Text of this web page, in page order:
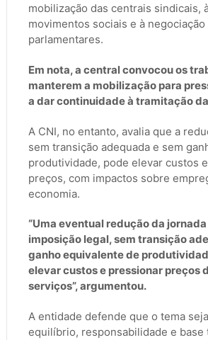
mobilização das centrais sindicais,
movimentos sociais e à
parlamentares.
Em nota, a central convocou os
manterem a mobilização para
a dar continuidade à tramitação
A CNI, no entanto, avalia que a
sem transição adequada e sem
produtividade, pode elevar custos
preços, com impactos sobre
economia.
“Uma eventual redução da
imposição legal, sem transição
ganho equivalente de
elevar custos e pressionar preços
serviços”, argumentou.
A entidade defende que o tema
equilíbrio, responsabilidade e base